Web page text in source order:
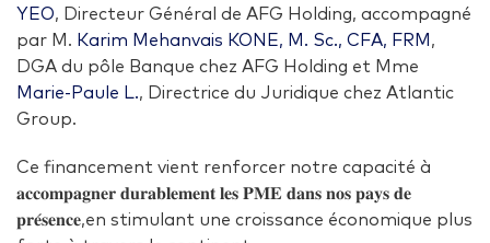
YEO, Directeur Général de AFG Holding, accompagné
par M. Karim Mehanvais KONE, M. Sc., CFA, FRM ,
DGA du pôle Banque chez AFG Holding et Mme
Marie-Paule L., Directrice du Juridique chez Atlantic
Group.
Ce financement vient renforcer notre capacité à
𝐚𝐜𝐜𝐨𝐦𝐩𝐚𝐠𝐧𝐞𝐫 𝐝𝐮𝐫𝐚𝐛𝐥𝐞𝐦𝐞𝐧𝐭 𝐥𝐞𝐬 𝐏𝐌𝐄 𝐝𝐚𝐧𝐬 𝐧𝐨𝐬 𝐩𝐚𝐲𝐬 𝐝𝐞
𝐩𝐫𝐞́𝐬𝐞𝐧𝐜𝐞,en stimulant une croissance économique plus